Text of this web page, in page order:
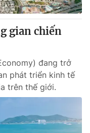
gian chiến
đang trở
phát triển kinh tế
trên thế giới.